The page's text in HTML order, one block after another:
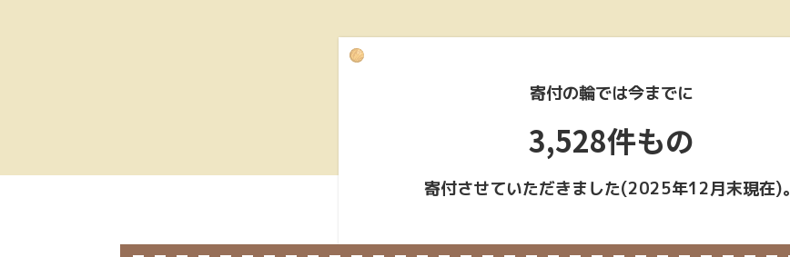
寄付の輪では今までに
3,528件もの
寄付させていただきました(2025年12月末現在)。